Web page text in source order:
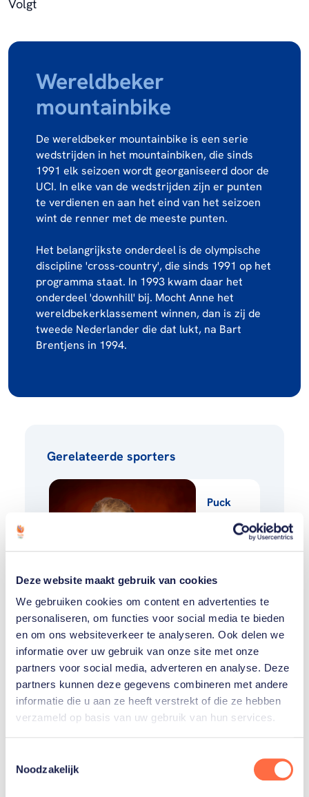
Deze website maakt gebruik van cookies
We gebruiken cookies om content en advertenties te
personaliseren, om functies voor social media te bieden
en om ons websiteverkeer te analyseren. Ook delen we
informatie over uw gebruik van onze site met onze
partners voor social media, adverteren en analyse. Deze
partners kunnen deze gegevens combineren met andere
informatie die u aan ze heeft verstrekt of die ze hebben
verzameld op basis van uw gebruik van hun services.
Noodzakelijk
Volgt
Wereldbeker
mountainbike
De wereldbeker mountainbike is een serie
wedstrijden in het mountainbiken, die sinds
1991 elk seizoen wordt georganiseerd door de
UCI. In elke van de wedstrijden zijn er punten
te verdienen en aan het eind van het seizoen
wint de renner met de meeste punten.
Het belangrijkste onderdeel is de olympische
discipline 'cross-country', die sinds 1991 op het
programma staat. In 1993 kwam daar het
onderdeel 'downhill' bij. Mocht Anne het
wereldbekerklassement winnen, dan is zij de
tweede Nederlander die dat lukt, na Bart
Brentjens in 1994.
Gerelateerde sporters
Puck
Terpstra
Toon alle 5
Gerelateerde teams